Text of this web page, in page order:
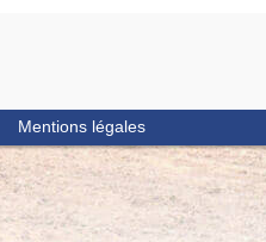
Mentions légales